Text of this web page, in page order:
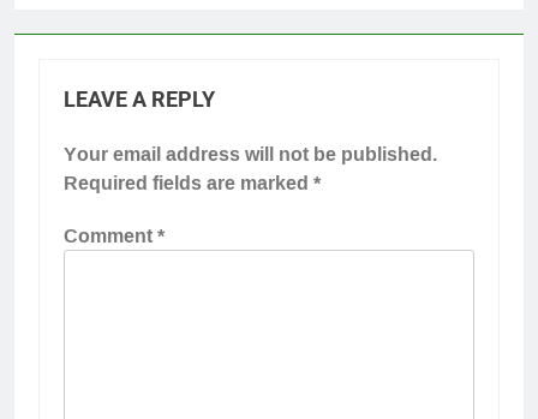
LEAVE A REPLY
Your email address will not be published.
Required fields are marked*
Comment*